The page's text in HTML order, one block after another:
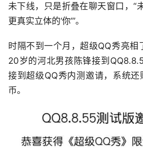
未下线，只是折叠在聊天窗口，“
更真实立体的‘你’”。
时隔不到一个月，超级QQ秀亮相
20岁的河北男孩陈锋接到
接到超级QQ秀内测邀请，系统
币。